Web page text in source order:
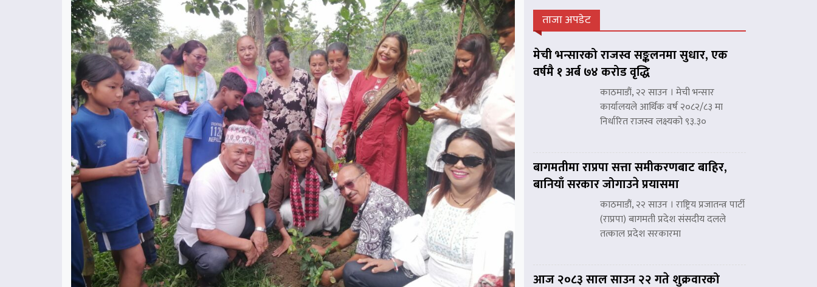
ताजा अपडेट
मेची भन्सारको राजस्व सङ्कलनमा सुधार, एक
वर्षमै १ अर्ब ७४ करोड वृद्धि
काठमाडौं, २२ साउन । मेची भन्सार
कार्यालयले आर्थिक वर्ष २०८२/८३ मा
निर्धारित राजस्व लक्ष्यको ९३.३०
बागमतीमा राप्रपा सत्ता समीकरणबाट बाहिर,
बानियाँ सरकार जोगाउने प्रयासमा
काठमाडौं, २२ साउन । राष्ट्रिय प्रजातन्त्र पार्टी
(राप्रपा) बागमती प्रदेश संसदीय दलले
तत्काल प्रदेश सरकारमा
आज २०८३ साल साउन २२ गते शुक्रवारको